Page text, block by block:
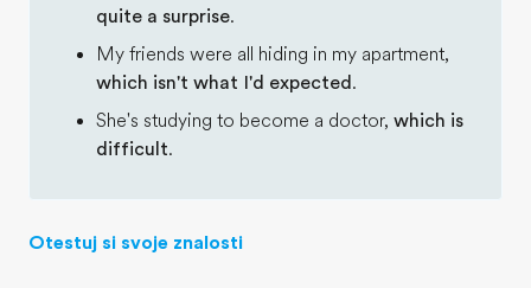
quite a surprise.
My friends were all hiding in my apartment,
which isn't what I'd expected .
She's studying to become a doctor, which is
difficult.
Otestuj si svoje znalosti